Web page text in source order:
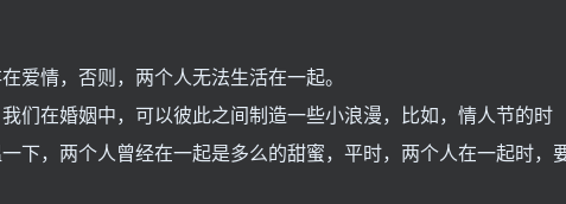
爱情，否则，两个人无法生活在一起。
们在婚姻中，可以彼此之间制造一些小浪漫，比如，情人节的时
下，两个人曾经在一起是多么的甜蜜，平时，两个人在一起时，